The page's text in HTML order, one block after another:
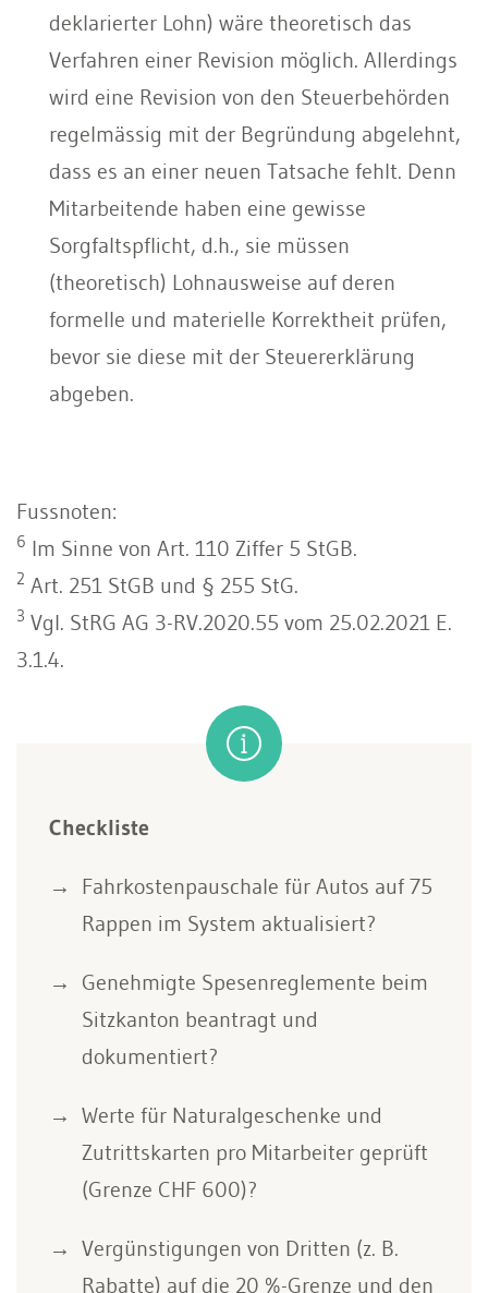
deklarierter Lohn) wäre theoretisch das
Verfahren einer Revision möglich. Allerdings
wird eine Revision von den Steuerbehörden
regelmässig mit der Begründung abgelehnt,
dass es an einer neuen Tatsache fehlt. Denn
Mitarbeitende haben eine gewisse
Sorgfaltspflicht, d.h., sie müssen
(theoretisch) Lohnausweise auf deren
formelle und materielle Korrektheit prüfen,
bevor sie diese mit der Steuererklärung
abgeben.
Fussnoten:
6 Im Sinne von Art. 110 Ziffer 5 StGB.
2 Art. 251 StGB und § 255 StG.
3 Vgl. StRG AG 3-RV.2020.55 vom 25.02.2021 E.
3.1.4.
Checkliste
Fahrkostenpauschale für Autos auf 75
Rappen im System aktualisiert?
Genehmigte Spesenreglemente beim
Sitzkanton beantragt und
dokumentiert?
Werte für Naturalgeschenke und
Zutrittskarten pro Mitarbeiter geprüft
(Grenze CHF 600)?
Vergünstigungen von Dritten (z. B.
Rabatte) auf die 20 %-Grenze und den